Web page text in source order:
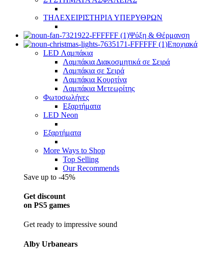
ΤΗΛΕΧΕΙΡΙΣΤΗΡΙΑ ΥΠΕΡΥΘΡΩΝ
Ψύξη & Θέρμανση
Εποχιακά
LED Λαμπάκια
Λαμπάκια Διακοσμητικά σε Σειρά
Λαμπάκια σε Σειρά
Λαμπάκια Κουρτίνα
Λαμπάκια Μετεωρίτης
Φωτοσωλήνες
Εξαρτήματα
LED Neon
Εξαρτήματα
More Ways to Shop
Top Selling
Our Recommends
Save up to -45%
Get discount
on PS5 games
Get ready to impressive sound
Alby Urbanears